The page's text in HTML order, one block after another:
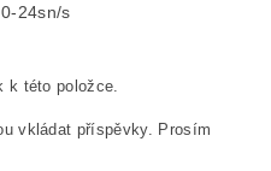
0-24sn/s
k této položce.
vkládat příspěvky. Prosím